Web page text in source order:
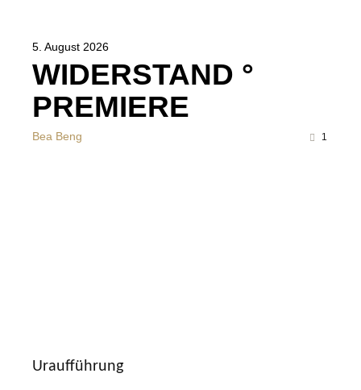
5. August 2026
WIDERSTAND °
PREMIERE
Bea Beng 1
Uraufführung